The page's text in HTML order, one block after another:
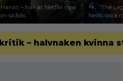
– här är Netflix nya
skådis
4. ”The
Neills sista
– halvnaken kvinna